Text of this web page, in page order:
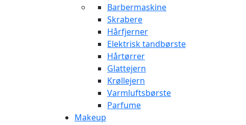
Barbermaskine
Skrabere
Hårfjerner
Elektrisk tandbørste
Hårtørrer
Glattejern
Krøllejern
Varmluftsbørste
Parfume
Makeup